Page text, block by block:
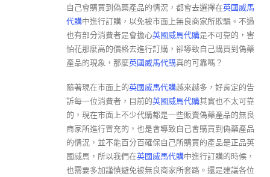
自己會購買到偽藥產品的情況，都會去選擇在英國威馬
代購中進行訂購，以免被市面上無良商家所欺騙。不過
也有部分消費者是會擔心英國威馬代購是不可靠的，害
怕花那麼高的價格去進行訂購，卻導致自己購買到偽藥
產品的現象，那麼英國威馬代購真的可靠嗎？
隨著現在市面上的英國威馬代購越來越多，好肯定的告
訴每一位消費者，目前的英國威馬代購其實也不太可靠
的，現在市面上不少代購都是一些販賣偽藥產品的無良
商家所進行冒充的，也是會導致自己會購買到偽藥產品
的情況，並不能百分百確保自己所購買的產品是正品英
國威馬，所以我們在英國威馬代購中進行訂購的時候，
也需要多加謹慎避免被無良商家所套路。還是建議各位